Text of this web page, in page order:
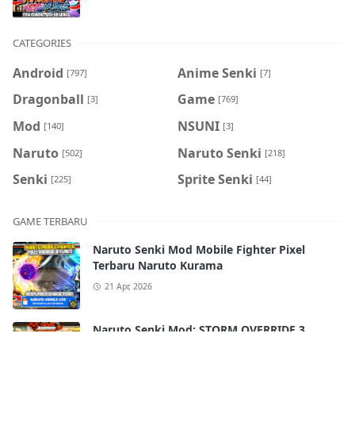
CATEGORIES
Android [797] Anime Senki [7]
Dragonball [3] Game [769]
Mod [140] NSUNI [3]
Naruto [502] Naruto Senki [218]
Senki [225] Sprite Senki [44]
GAME TERBARU
Naruto Senki Mod Mobile Fighter Pixel
Terbaru Naruto Kurama
21 Apr, 2026
Naruto Senki Mod: STORM OVERRIDE 3